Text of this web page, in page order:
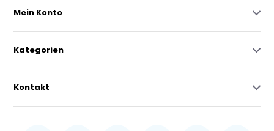
Mein Konto
Kategorien
Kontakt